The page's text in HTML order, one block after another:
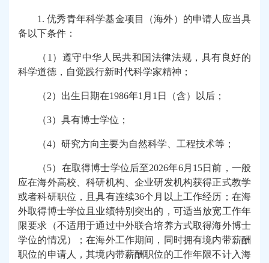
1.优秀青年科学基金项目（海外）的申请人应当具
备以下条件：
（1）遵守中华人民共和国法律法规，具有良好的
科学道德，自觉践行新时代科学家精神；
（2）出生日期在1986年1月1日（含）以后；
（3）具有博士学位；
（4）研究方向主要为自然科学、工程技术等；
（5）在取得博士学位后至2026年6月15日前，一般
应在海外高校、科研机构、企业研发机构获得正式教学
或者科研职位，且具有连续36个月以上工作经历；在海
外取得博士学位且业绩特别突出的，可适当放宽工作年
限要求（不适用于通过中外联合培养方式取得海外博士
学位的情况）；在海外工作期间，同时拥有境内带薪酬
职位的申请人，其境内带薪酬职位的工作年限不计入海